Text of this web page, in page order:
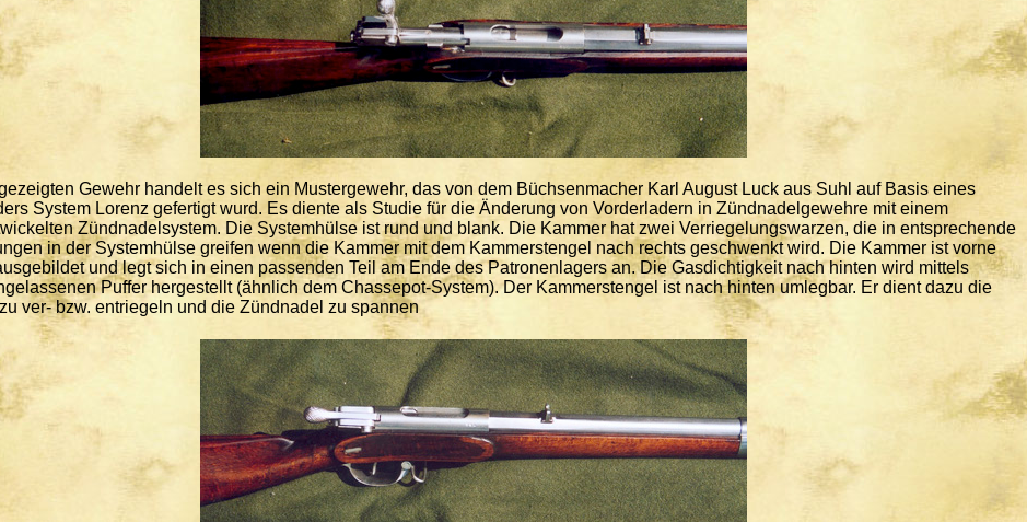
Gewehr handelt es sich ein Mustergewehr, das von dem Büchsenmacher Karl August Luck aus Suhl auf Basis eines
System Lorenz gefertigt wurd. Es diente als Studie für die Änderung von Vorderladern in Zündnadelgewehre mit einem
Zündnadelsystem. Die Systemhülse ist rund und blank. Die Kammer hat zwei Verriegelungswarzen, die in entsprechende
in der Systemhülse greifen wenn die Kammer mit dem Kammerstengel nach rechts geschwenkt wird. Die Kammer ist vorne
und legt sich in einen passenden Teil am Ende des Patronenlagers an. Die Gasdichtigkeit nach hinten wird mittels
Puffer hergestellt (ähnlich dem Chassepot-System). Der Kammerstengel ist nach hinten umlegbar. Er dient dazu die
ver- bzw. entriegeln und die Zündnadel zu spannen